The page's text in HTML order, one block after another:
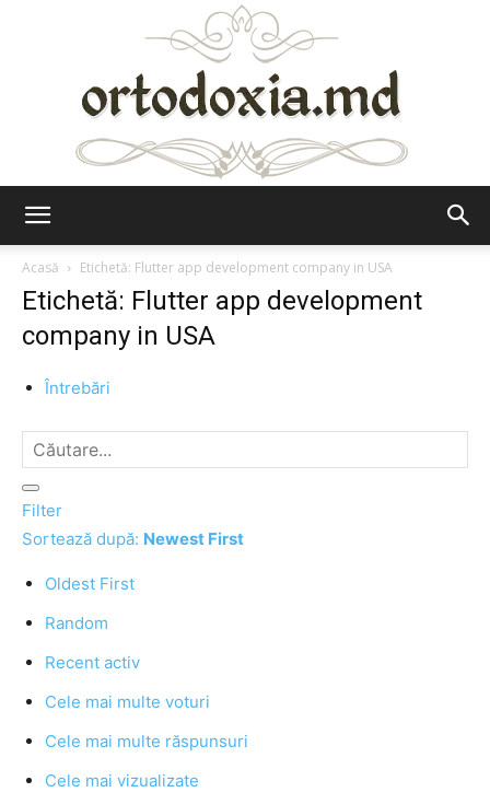
Acasă
Etichetă: Flutter app development company in USA
Etichetă: Flutter app development
company in USA
Întrebări
Filter
Sortează după: Newest First
Oldest First
Random
Recent activ
Cele mai multe voturi
Cele mai multe răspunsuri
Cele mai vizualizate